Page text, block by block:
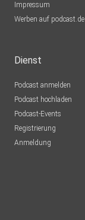
Impressum
Werben auf podcast.de
Dienst
Podcast anmelden
Podcast hochladen
Podcast-Events
Registrierung
Anmeldung